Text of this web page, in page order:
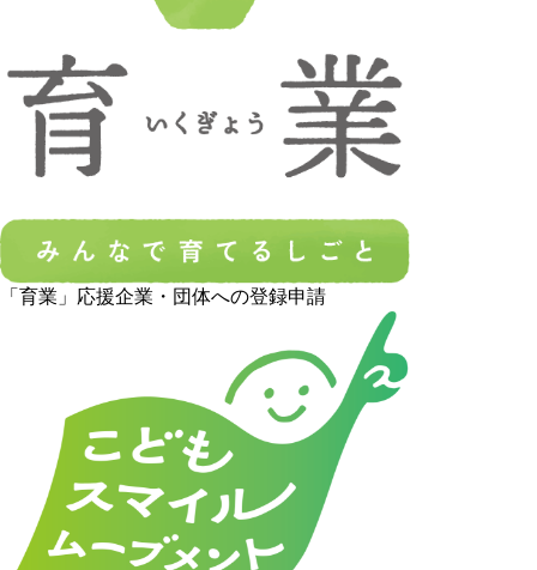
「育業」応援企業・団体への登録申請